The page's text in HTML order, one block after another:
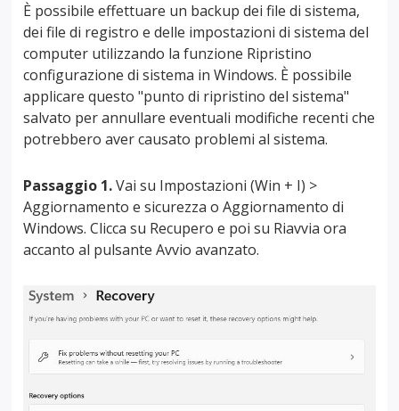
È possibile effettuare un backup dei file di sistema,
dei file di registro e delle impostazioni di sistema del
computer utilizzando la funzione Ripristino
configurazione di sistema in Windows. È possibile
applicare questo "punto di ripristino del sistema"
salvato per annullare eventuali modifiche recenti che
potrebbero aver causato problemi al sistema.
Passaggio 1.Vai su Impostazioni (Win + I) >
Aggiornamento e sicurezza o Aggiornamento di
Windows. Clicca su Recupero e poi su Riavvia ora
accanto al pulsante Avvio avanzato.